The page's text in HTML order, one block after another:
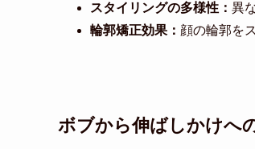
スタイリングの多様性： 異
輪郭矯正効果： 顔の輪郭を
ボブから伸ばしかけへ